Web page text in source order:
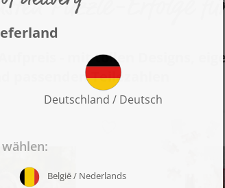
Puzzle-Erfolge
- mit tollen Designs,
passenden Teilezahlen